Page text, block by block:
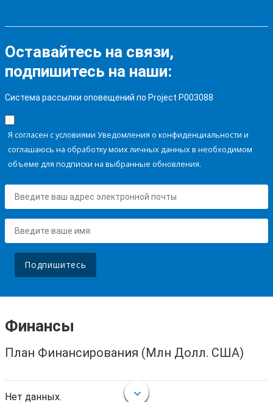
Оставайтесь на связи,
подпишитесь на наши:
Система рассылки оповещений по Project P003088
Я согласен с условиями Уведомления о конфиденциальности и
соглашаюсь на обработку моих личных данных в необходимом
объеме для подписки на выбранные обновления.
Подпишитесь
Финансы
План Финансирования (Млн Долл. США)
Нет данных.